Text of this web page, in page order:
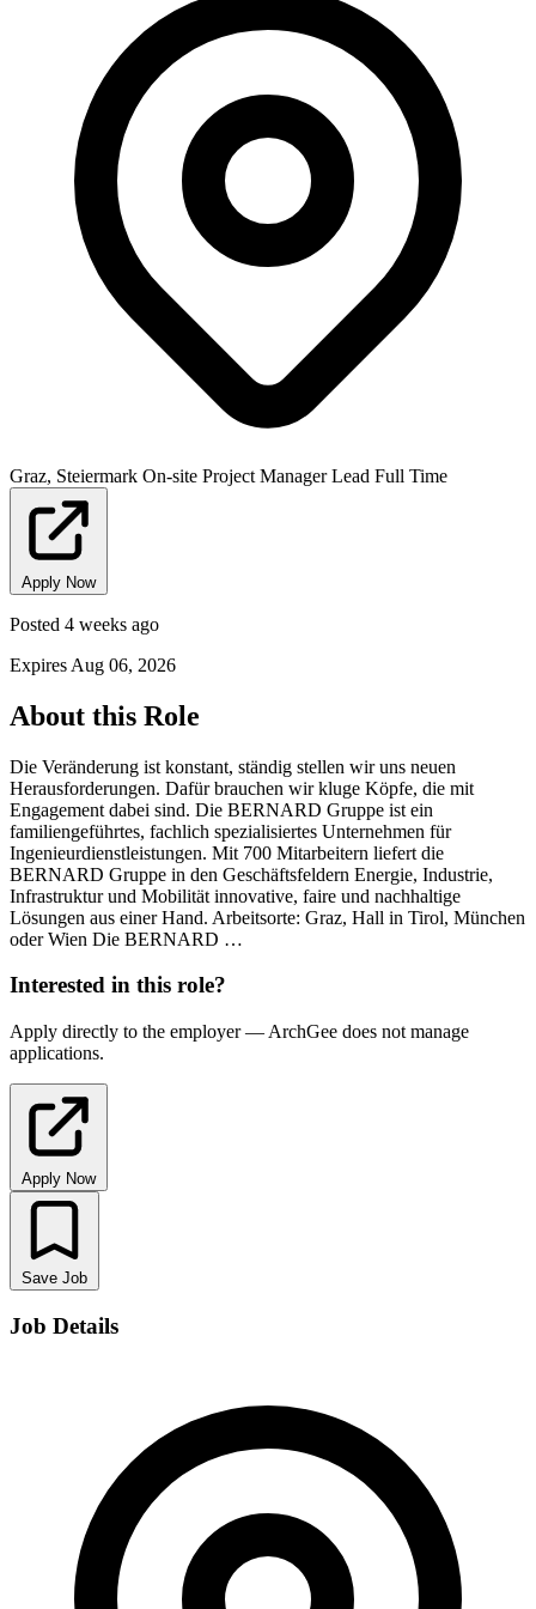
Graz, Steiermark On-site Project Manager Lead Full Time
Apply Now
Posted 4 weeks ago
Expires Aug 06, 2026
About this Role
Die Veränderung ist konstant, ständig stellen wir uns neuen
Herausforderungen. Dafür brauchen wir kluge Köpfe, die mit
Engagement dabei sind. Die BERNARD Gruppe ist ein
familiengeführtes, fachlich spezialisiertes Unternehmen für
Ingenieurdienstleistungen. Mit 700 Mitarbeitern liefert die
BERNARD Gruppe in den Geschäftsfeldern Energie, Industrie,
Infrastruktur und Mobilität innovative, faire und nachhaltige
Lösungen aus einer Hand. Arbeitsorte: Graz, Hall in Tirol, München
oder Wien Die BERNARD …
Interested in this role?
Apply directly to the employer — ArchGee does not manage
applications.
Apply Now
Save Job
Job Details